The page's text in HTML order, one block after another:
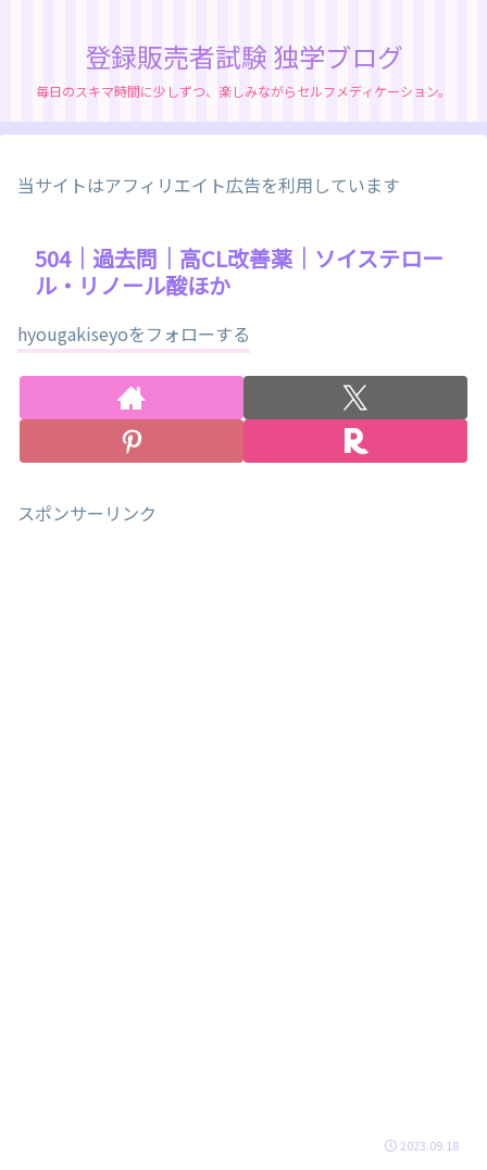
登録販売者試験 独学ブログ
毎日のスキマ時間に少しずつ、楽しみながらセルフメディケーション。
当サイトはアフィリエイト広告を利用しています
504｜過去問｜高CL改善薬｜ソイステロー
ル・リノール酸ほか
hyougakiseyoをフォローする
スポンサーリンク
2023.09.18